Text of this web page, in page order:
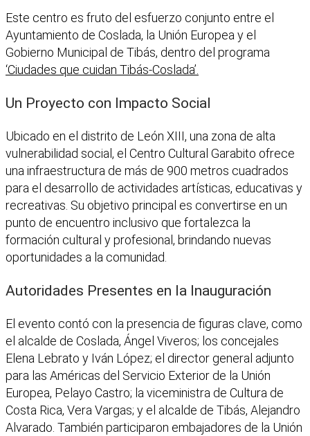
Este centro es fruto del esfuerzo conjunto entre el
Ayuntamiento de Coslada, la Unión Europea y el
Gobierno Municipal de Tibás, dentro del programa
‘Ciudades que cuidan Tibás-Coslada’.
Un Proyecto con Impacto Social
Ubicado en el distrito de León XIII, una zona de alta
vulnerabilidad social, el Centro Cultural Garabito ofrece
una infraestructura de más de 900 metros cuadrados
para el desarrollo de actividades artísticas, educativas y
recreativas. Su objetivo principal es convertirse en un
punto de encuentro inclusivo que fortalezca la
formación cultural y profesional, brindando nuevas
oportunidades a la comunidad.
Autoridades Presentes en la Inauguración
El evento contó con la presencia de figuras clave, como
el alcalde de Coslada, Ángel Viveros; los concejales
Elena Lebrato y Iván López; el director general adjunto
para las Américas del Servicio Exterior de la Unión
Europea, Pelayo Castro; la viceministra de Cultura de
Costa Rica, Vera Vargas; y el alcalde de Tibás, Alejandro
Alvarado. También participaron embajadores de la Unión